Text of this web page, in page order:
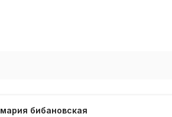
мария бибановская